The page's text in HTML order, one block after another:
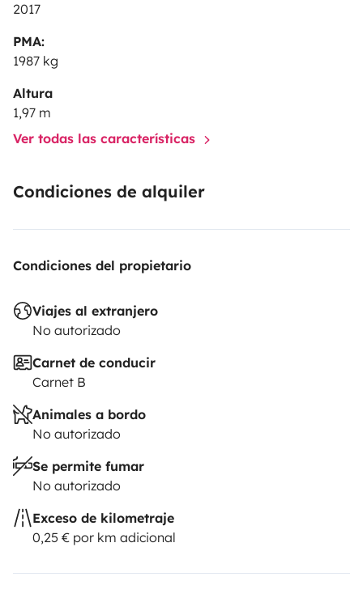
2017
PMA:
1987 kg
Altura
1,97 m
Ver todas las características
Condiciones de alquiler
Condiciones del propietario
Viajes al extranjero
No autorizado
Carnet de conducir
Carnet B
Animales a bordo
No autorizado
Se permite fumar
No autorizado
Exceso de kilometraje
0,25 € por km adicional